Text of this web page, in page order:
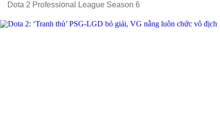
Dota 2 Professional League Season 6